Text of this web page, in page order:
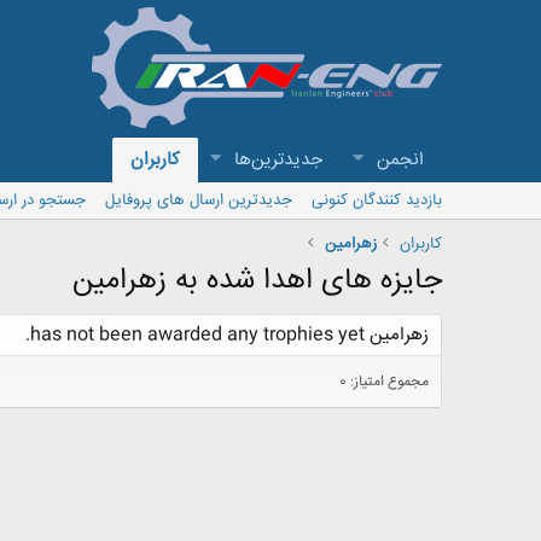
انجمن جدیدترین‌ها کاربران
بازدید کنندگان کنونی جدیدترین ارسال های پروفایل
جستجو در
کاربران
زهرامین
جایزه های اهدا شده به زهرامین
زهرامین has not been awarded any trophies yet.
مجموع امتیاز: 0